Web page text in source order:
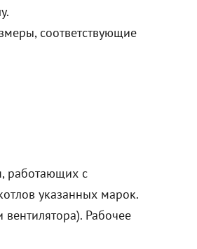
соответствующие
работающих с
указанных марок.
Рабочее